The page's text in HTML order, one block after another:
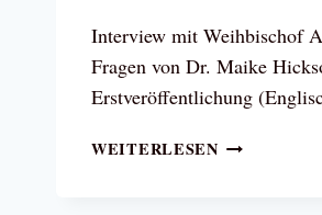
DISZIPLIN
Interview mit Weihbischof
Fragen von Dr. Maike
Erstveröffentlichung
WEITERLESENBISCHOF